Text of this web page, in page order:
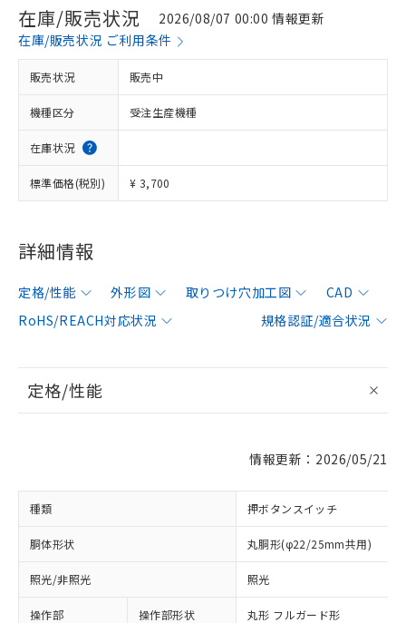
在庫/販売状況
2026/08/07 00:00 情報更新
在庫/販売状況 ご利用条件
販売状況 販売中
機種区分 受注生産機種
在庫状況
標準価格(税別) ¥ 3,700
詳細情報
定格/性能 外形図 取りつけ穴加工図
CAD
RoHS/REACH対応状況
規格認証/適合状況
定格/性能
情報更新：2026/05/21
種類 押ボタンスイッチ
胴体形状 丸胴形(φ22/25mm共用)
照光/非照光 照光
操作部 操作部形状 丸形 フルガード形